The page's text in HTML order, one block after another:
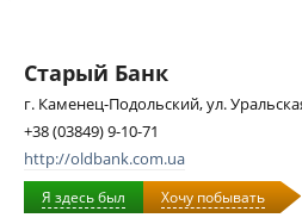
Старый Банк
г. Каменец-Подольский, ул.
+38 (03849) 9-10-71
http://oldbank.com.ua
Я здесь был Хочу побывать